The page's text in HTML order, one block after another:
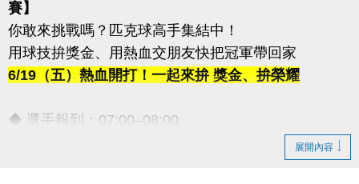
賽】
你敢來挑戰嗎？匹克球高手集結中！
用球技拚獎金、用熱血交朋友快把冠軍帶回家
6/19（五）熱血開打！一起來拚 獎金、拚榮耀
◆ 選手報到：07:00–08:00
展開內容